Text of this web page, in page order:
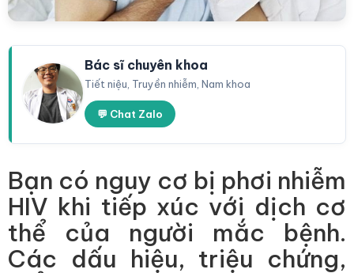
Bác sĩ chuyên khoa
Tiết niệu, Truyền nhiễm, Nam khoa
💬 Chat Zalo
Bạn có nguy cơ bị phơi nhiễm
HIV khi tiếp xúc với dịch cơ
thể của người mắc bệnh.
Các dấu hiệu, triệu chứng,